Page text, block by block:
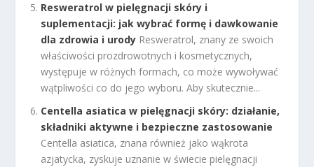
Resweratrol w pielęgnacji skóry i
suplementacji: jak wybrać formę i dawkowanie
dla zdrowia i urody Resweratrol, znany ze swoich
właściwości prozdrowotnych i kosmetycznych,
występuje w różnych formach, co może wywoływać
wątpliwości co do jego wyboru. Aby skutecznie...
Centella asiatica w pielęgnacji skóry: działanie,
składniki aktywne i bezpieczne zastosowanie
Centella asiatica, znana również jako wąkrota
azjatycka, zyskuje uznanie w świecie pielęgnacji